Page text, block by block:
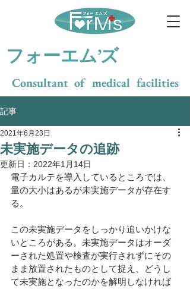
Consultant of medical facilities
​フォーエム’ズ
記事
未実施データの追跡
2021年6月23日
更新日： 2022年1月14日
電子カルテを導入しているところでは、
量の大小はあるが未実施データが存在す
る。
この未実施データをしっかり追いかけな
いところがある。未実施データはオーダ
ーされた処置や検査が実行されずにその
まま放置されたものとして捉え、どうし
て未実施となったのかを解明しなければ